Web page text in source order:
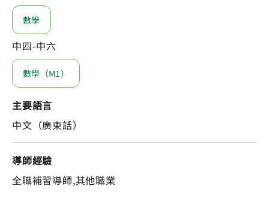
數學
中四-中六
數學（M1）
主要語言
中文（廣東話）
導師經驗
全職補習導師,其他職業